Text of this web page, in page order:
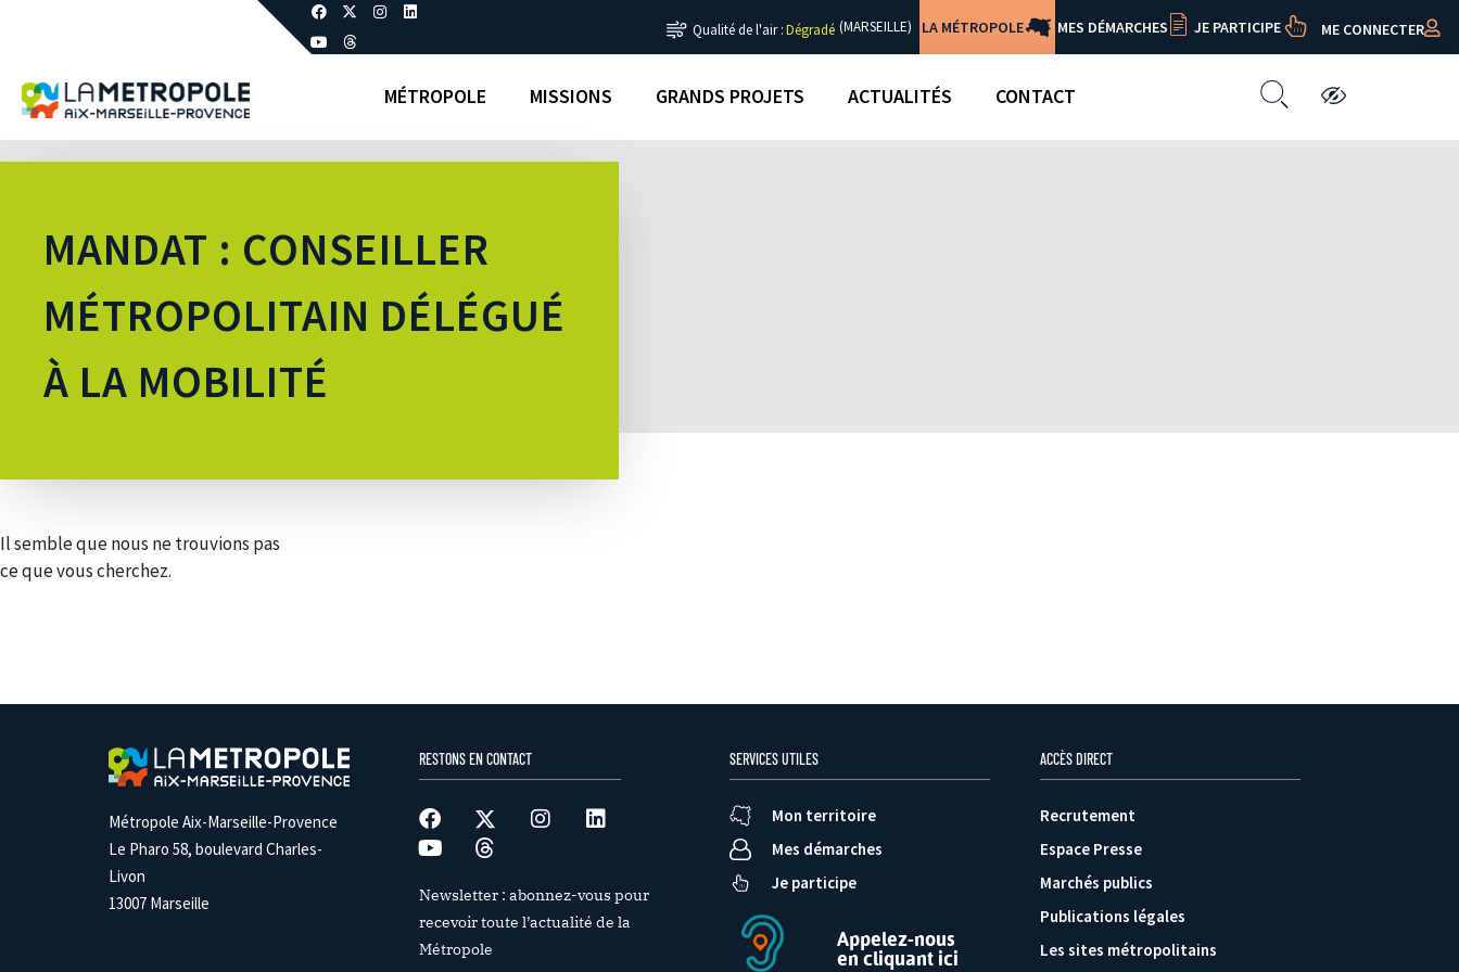
Qualité de l'air :Dégradé (MARSEILLE) LA MÉTROPOLE MES DÉMARCHES JE PARTICIPE ME CONNECTER
MÉTROPOLE MISSIONS GRANDS PROJETS ACTUALITÉS CONTACT
MANDAT : CONSEILLER
MÉTROPOLITAIN DÉLÉGUÉ
À LA MOBILITÉ
Il semble que nous ne trouvions pas
ce que vous cherchez.
Métropole Aix-Marseille-Provence
Le Pharo 58, boulevard Charles-
Livon
13007 Marseille
RESTONS EN CONTACT
Newsletter : abonnez-vous pour
recevoir toute l’actualité de la
Métropole
SERVICES UTILES
Mon territoire
Mes démarches
Je participe
Appelez-nous
en cliquant ici
ACCÈS DIRECT
Recrutement
Espace Presse
Marchés publics
Publications légales
Les sites métropolitains